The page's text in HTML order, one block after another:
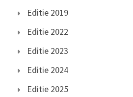
Editie 2019
Editie 2022
Editie 2023
Editie 2024
Editie 2025